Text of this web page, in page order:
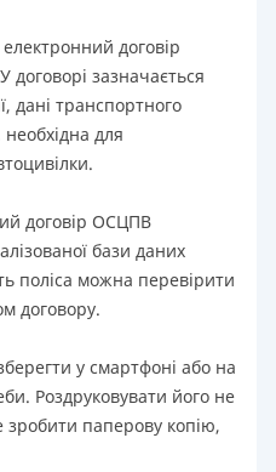
договір
зазначається
дані транспортного
для
договір ОСЦПВ
бази даних
поліса можна перевірити
договору.
у смартфоні або на
Роздруковувати його не
зробити паперову копію,